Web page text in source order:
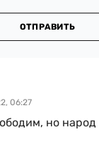
ОТПРАВИТЬ
06:27
но